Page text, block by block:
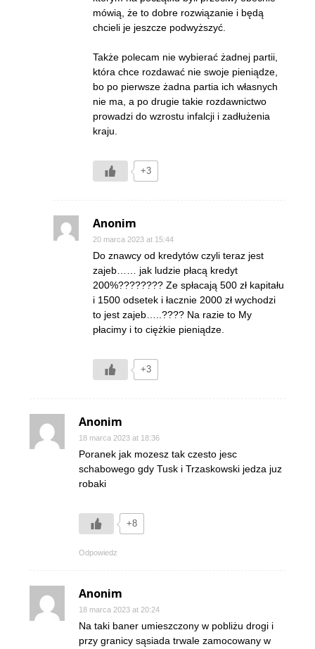
mówią, że to dobre rozwiązanie i będą
chcieli je jeszcze podwyższyć.
Także polecam nie wybierać żadnej partii,
która chce rozdawać nie swoje pieniądze,
bo po pierwsze żadna partia ich własnych
nie ma, a po drugie takie rozdawnictwo
prowadzi do wzrostu infalcji i zadłużenia
kraju.
+3
Anonim
20 marca 2023 at 15:44
Do znawcy od kredytów czyli teraz jest
zajeb…… jak ludzie płacą kredyt
200%???????? Ze spłacają 500 zł kapitału
i 1500 odsetek i łacznie 2000 zł wychodzi
to jest zajeb…..???? Na razie to My
płacimy i to ciężkie pieniądze.
+3
Anonim
18 marca 2023 at 18:36
Poranek jak mozesz tak czesto jesc
schabowego gdy Tusk i Trzaskowski jedza juz
robaki
+8
Odpowiedz
Anonim
18 marca 2023 at 20:24
Na taki baner umieszczony w pobliżu drogi i
przy granicy sąsiada trwale zamocowany w